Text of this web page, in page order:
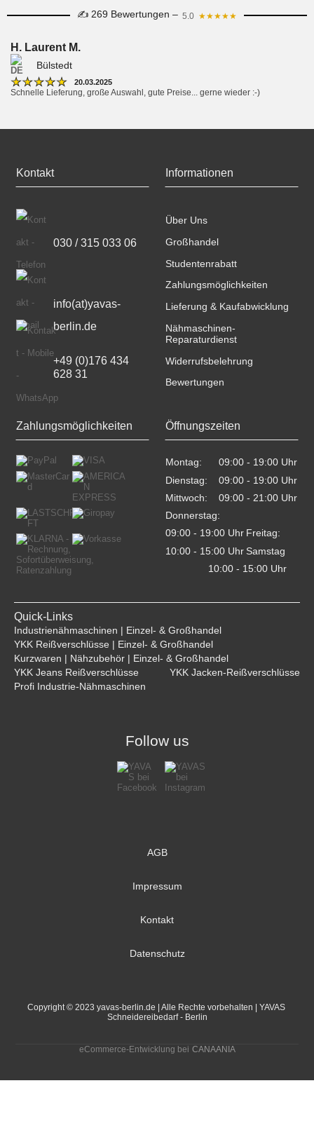
✍ 269 Bewertungen – 5.0 ★★★★★
H. Laurent M.
Bülstedt
★ ★ ★ ★ ★ 20.03.2025
Schnelle Lieferung, große Auswahl, gute Preise... gerne wieder :-)
Kontakt
030 / 315 033 06
info(at)yavas-
berlin.de
+49 (0)176 434
628 31
Informationen
Über Uns
Großhandel
Studentenrabatt
Zahlungsmöglichkeiten
Lieferung & Kaufabwicklung
Nähmaschinen-
Reparaturdienst
Widerrufsbelehrung
Bewertungen
Zahlungsmöglichkeiten Öffnungszeiten
Montag:
Dienstag:
Mittwoch:
Donnerstag:
09:00 - 19:00 Uhr
Freitag:
10:00 - 15:00 Uhr
Samstag
10:00 - 15:00 Uhr
Quick-Links
Industrienähmaschinen | Einzel- & Großhandel
YKK Reißverschlüsse | Einzel- & Großhandel
Kurzwaren | Nähzubehör | Einzel- & Großhandel
YKK Jeans Reißverschlüsse
YKK Jacken-Reißverschlüsse
Profi Industrie-Nähmaschinen
Follow us
AGB
Impressum
Kontakt
Datenschutz
Copyright © 2023 yavas-berlin.de | Alle Rechte vorbehalten | YAVAS
Schneidereibedarf - Berlin
eCommerce-Entwicklung bei CANAANIA